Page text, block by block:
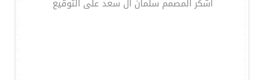
اشكر المصمم سلمان آل سعد على التوقيع